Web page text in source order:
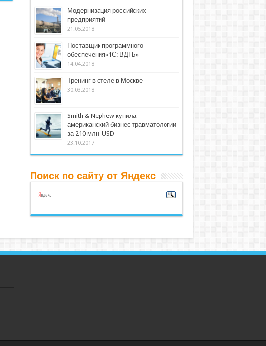
Модернизация российских
предприятий
21.05.2018
Поставщик программного
обеспечения»1С: ВДГБ»
14.04.2018
Тренинг в отеле в Москве
30.03.2018
Smith & Nephew купила
американский бизнес травматологии
за 210 млн. USD
23.10.2017
Поиск по сайту от Яндекс